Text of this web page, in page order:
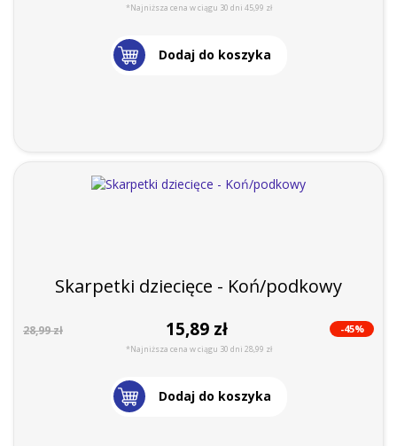
*Najniższa cena w ciągu 30 dni 45,99 zł
Dodaj do koszyka
Skarpetki dziecięce - Koń/podkowy
28,99 zł 15,89 zł -45%
*Najniższa cena w ciągu 30 dni 28,99 zł
Dodaj do koszyka